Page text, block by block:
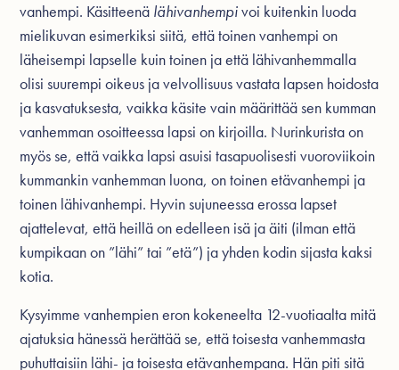
vanhempi. Käsitteenä lähivanhempivoi kuitenkin luoda
mielikuvan esimerkiksi siitä, että toinen vanhempi on
läheisempi lapselle kuin toinen ja että lähivanhemmalla
olisi suurempi oikeus ja velvollisuus vastata lapsen hoidosta
ja kasvatuksesta, vaikka käsite vain määrittää sen kumman
vanhemman osoitteessa lapsi on kirjoilla. Nurinkurista on
myös se, että vaikka lapsi asuisi tasapuolisesti vuoroviikoin
kummankin vanhemman luona, on toinen etävanhempi ja
toinen lähivanhempi. Hyvin sujuneessa erossa lapset
ajattelevat, että heillä on edelleen isä ja äiti (ilman että
kumpikaan on ”lähi” tai ”etä”) ja yhden kodin sijasta kaksi
kotia.
Kysyimme vanhempien eron kokeneelta 12-vuotiaalta mitä
ajatuksia hänessä herättää se, että toisesta vanhemmasta
puhuttaisiin lähi- ja toisesta etävanhempana. Hän piti sitä